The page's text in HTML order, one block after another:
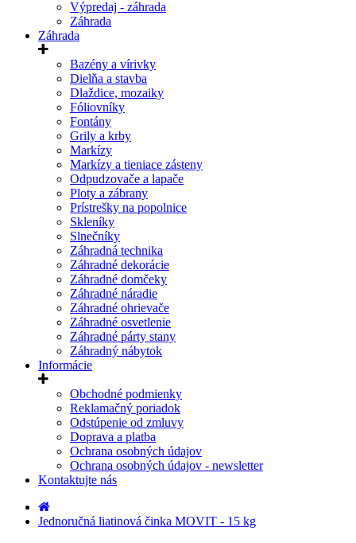
Výpredaj - záhrada
Záhrada
Záhrada
Bazény a vírivky
Dielňa a stavba
Dlaždice, mozaiky
Fóliovníky
Fontány
Grily a krby
Markízy
Markízy a tieniace zásteny
Odpudzovače a lapače
Ploty a zábrany
Prístrešky na popolnice
Skleníky
Slnečníky
Záhradná technika
Záhradné dekorácie
Záhradné domčeky
Záhradné náradie
Záhradné ohrievače
Záhradné osvetlenie
Záhradné párty stany
Záhradný nábytok
Informácie
Obchodné podmienky
Reklamačný poriadok
Odstúpenie od zmluvy
Doprava a platba
Ochrana osobných údajov
Ochrana osobných údajov - newsletter
Kontaktujte nás
Jednoručná liatinová činka MOVIT - 15 kg